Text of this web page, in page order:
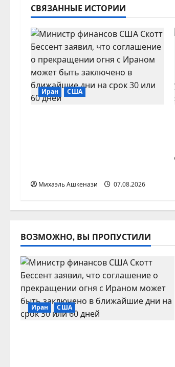
а
ц
и
я
з
с
и
СВЯЗАННЫЕ ИСТОРИИ
Иран США
Михаэль Ашкенази 07.08.2026
ВОЗМОЖНО, ВЫ ПРОПУСТИЛИ
Иран США